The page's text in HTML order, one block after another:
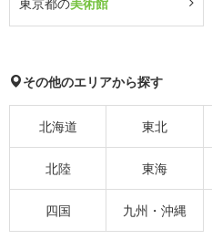
その他のエリアから探す
北海道 東北
北陸 東海
四国 九州・沖縄